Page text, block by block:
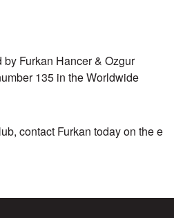
Furkan Hancer & Ozgur
135 in the Worldwide
contact Furkan today on the e